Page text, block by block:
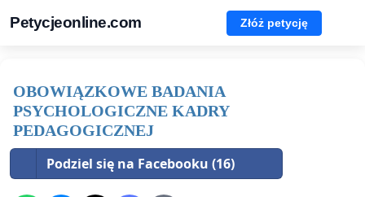
Petycjeonline.com Złóż petycję
OBOWIĄZKOWE BADANIA
PSYCHOLOGICZNE KADRY
PEDAGOGICZNEJ
Podziel się na Facebooku (16)